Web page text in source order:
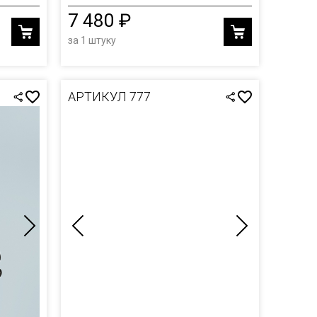
7 480 ₽
за 1 штуку
АРТИКУЛ 777